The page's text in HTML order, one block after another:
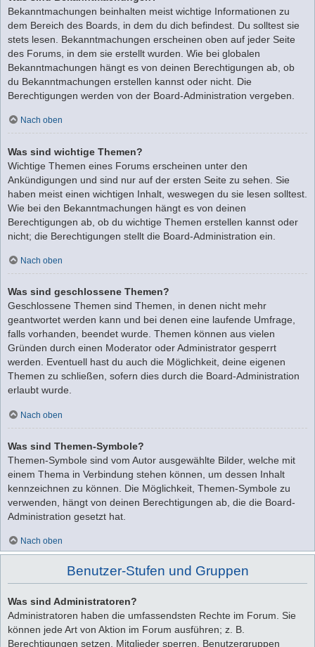
Bekanntmachungen beinhalten meist wichtige Informationen zu
dem Bereich des Boards, in dem du dich befindest. Du solltest sie
stets lesen. Bekanntmachungen erscheinen oben auf jeder Seite
des Forums, in dem sie erstellt wurden. Wie bei globalen
Bekanntmachungen hängt es von deinen Berechtigungen ab, ob
du Bekanntmachungen erstellen kannst oder nicht. Die
Berechtigungen werden von der Board-Administration vergeben.
Nach oben
Was sind wichtige Themen?
Wichtige Themen eines Forums erscheinen unter den
Ankündigungen und sind nur auf der ersten Seite zu sehen. Sie
haben meist einen wichtigen Inhalt, weswegen du sie lesen solltest.
Wie bei den Bekanntmachungen hängt es von deinen
Berechtigungen ab, ob du wichtige Themen erstellen kannst oder
nicht; die Berechtigungen stellt die Board-Administration ein.
Nach oben
Was sind geschlossene Themen?
Geschlossene Themen sind Themen, in denen nicht mehr
geantwortet werden kann und bei denen eine laufende Umfrage,
falls vorhanden, beendet wurde. Themen können aus vielen
Gründen durch einen Moderator oder Administrator gesperrt
werden. Eventuell hast du auch die Möglichkeit, deine eigenen
Themen zu schließen, sofern dies durch die Board-Administration
erlaubt wurde.
Nach oben
Was sind Themen-Symbole?
Themen-Symbole sind vom Autor ausgewählte Bilder, welche mit
einem Thema in Verbindung stehen können, um dessen Inhalt
kennzeichnen zu können. Die Möglichkeit, Themen-Symbole zu
verwenden, hängt von deinen Berechtigungen ab, die die Board-
Administration gesetzt hat.
Nach oben
Benutzer-Stufen und Gruppen
Was sind Administratoren?
Administratoren haben die umfassendsten Rechte im Forum. Sie
können jede Art von Aktion im Forum ausführen; z. B.
Berechtigungen setzen, Mitglieder sperren, Benutzergruppen